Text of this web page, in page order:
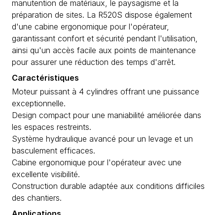
manutention de matériaux, le paysagisme et la
préparation de sites. La R520S dispose également
d'une cabine ergonomique pour l'opérateur,
garantissant confort et sécurité pendant l'utilisation,
ainsi qu'un accès facile aux points de maintenance
pour assurer une réduction des temps d'arrêt.
Caractéristiques
Moteur puissant à 4 cylindres offrant une puissance
exceptionnelle.
Design compact pour une maniabilité améliorée dans
les espaces restreints.
Système hydraulique avancé pour un levage et un
basculement efficaces.
Cabine ergonomique pour l'opérateur avec une
excellente visibilité.
Construction durable adaptée aux conditions difficiles
des chantiers.